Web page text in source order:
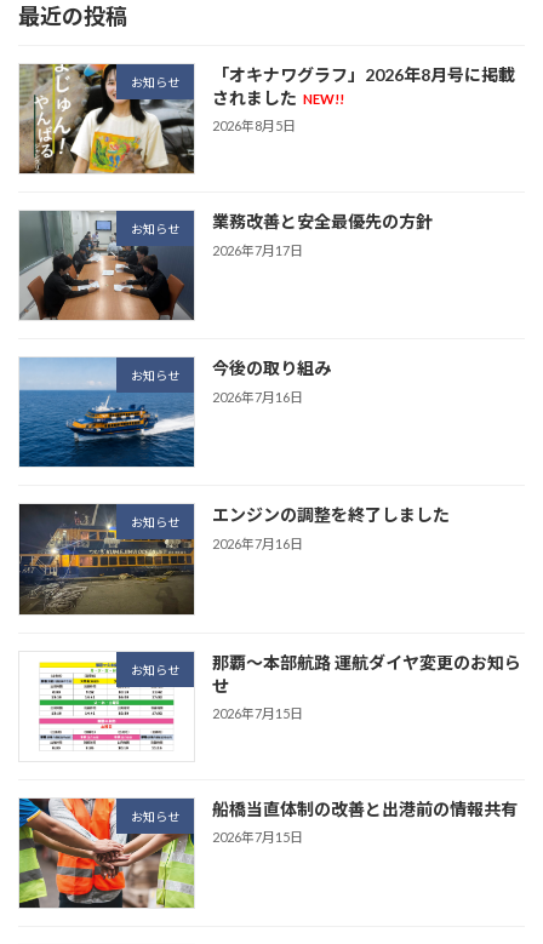
最近の投稿
お知らせ
「オキナワグラフ」2026年8月号に掲載
されました NEW!!
2026年8月5日
お知らせ 業務改善と安全最優先の方針
2026年7月17日
お知らせ 今後の取り組み
2026年7月16日
お知らせ エンジンの調整を終了しました
2026年7月16日
お知らせ
那覇～本部航路 運航ダイヤ変更のお知ら
せ
2026年7月15日
お知らせ 船橋当直体制の改善と出港前の情報共有
2026年7月15日